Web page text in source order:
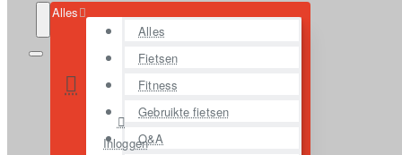
Alles
Alles
Fietsen
Fitness
Gebruikte fietsen
O&A
Inloggen